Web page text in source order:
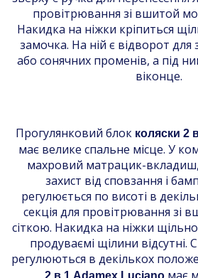
провітрювання зі вшитой
Накидка на ніжки кріпиться
замочка. На ній є відворот для
або сонячних променів, а під
віконце.
Прогулянковий блок коляски 2
має велике спальне місце. У
махровий матрацик-
захист від сповзання і
регулюється по висоті в
секція для провітрювання зі
сіткою. Накидка на ніжки
продуваємі щілини відсутні.
регулюються в декількох